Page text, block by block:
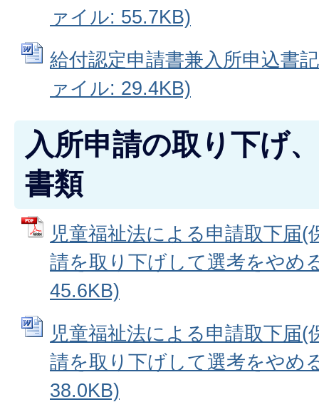
ァイル: 55.7KB)
給付認定申請書兼入所申込書
ァイル: 29.4KB)
入所申請の取り下げ
書類
児童福祉法による申請取下届(
請を取り下げして選考をやめ
45.6KB)
児童福祉法による申請取下届(
請を取り下げして選考をやめ
38.0KB)